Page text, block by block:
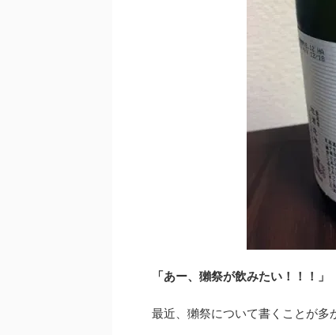
「あー、獺祭が飲みたい！！！」
最近、獺祭について書くことが多